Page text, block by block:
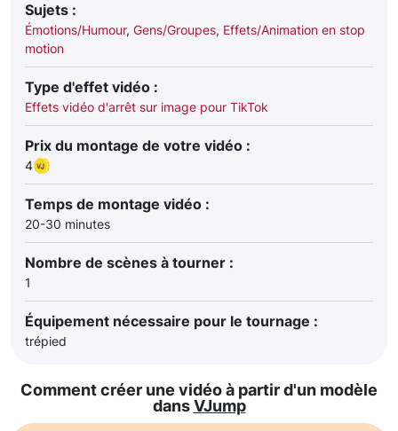
Sujets :
Émotions/Humour, Gens/Groupes, Effets/Animation en stop
motion
Type d'effet vidéo :
Effets vidéo d'arrêt sur image pour TikTok
Prix du montage de votre vidéo :
4
Temps de montage vidéo :
20-30 minutes
Nombre de scènes à tourner :
1
Équipement nécessaire pour le tournage :
trépied
Comment créer une vidéo à partir d'un modèle
dansVJump